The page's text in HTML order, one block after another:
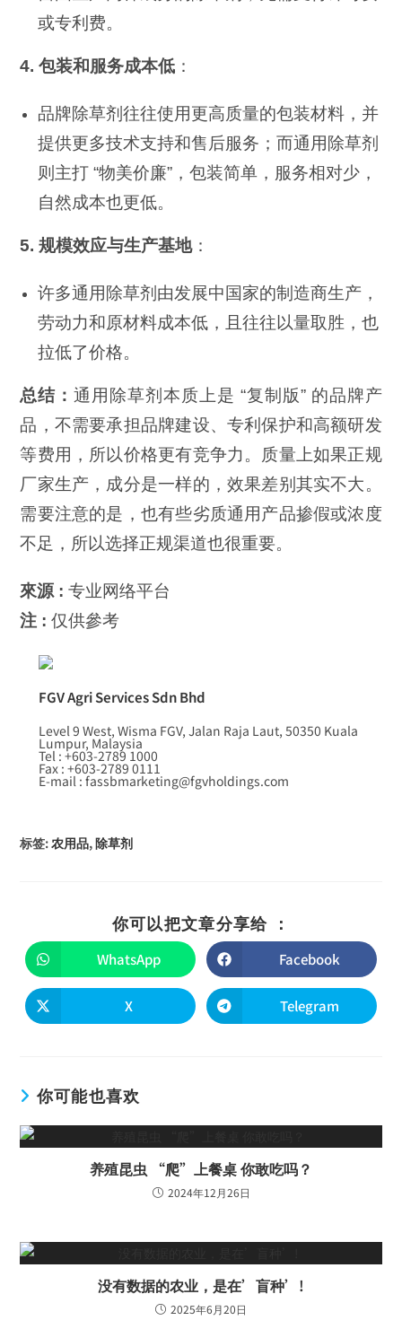
或专利费。
4. 包装和服务成本低 ：
品牌除草剂往往使用更高质量的包装材料，并
提供更多技术支持和售后服务；而通用除草剂
则主打 “物美价廉”，包装简单，服务相对少，
自然成本也更低。
5. 规模效应与生产基地：
许多通用除草剂由发展中国家的制造商生产，
劳动力和原材料成本低，且往往以量取胜，也
拉低了价格。
总结：通用除草剂本质上是 “复制版” 的品牌产
品，不需要承担品牌建设、专利保护和高额研发
等费用，所以价格更有竞争力。质量上如果正规
厂家生产，成分是一样的，效果差别其实不大。
需要注意的是，也有些劣质通用产品掺假或浓度
不足，所以选择正规渠道也很重要。
來源 : 专业网络平台
注 : 仅供參考
FGV Agri Services Sdn Bhd
Level 9 West, Wisma FGV, Jalan Raja Laut, 50350 Kuala
Lumpur, Malaysia
Tel : +603-2789 1000
Fax : +603-2789 0111
E-mail : fassbmarketing@fgvholdings.com
标签:农用品,除草剂
你可以把文章分享给 ：
WhatsApp Facebook
X Telegram
你可能也喜欢
养殖昆虫 “爬”上餐桌 你敢吃吗？
2024年12月26日
没有数据的农业，是在’盲种’!
2025年6月20日